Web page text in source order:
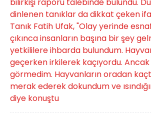
dinlenen tanıklar da dikkat çeken
Tanık Fatih Ufak, "Olay yerinde
çıkınca insanların başına bir şey
yetkililere ihbarda bulundum.
geçerken irkilerek kaçıyordu.
görmedim. Hayvanların oradan
merak ederek dokundum ve
diye konuştu